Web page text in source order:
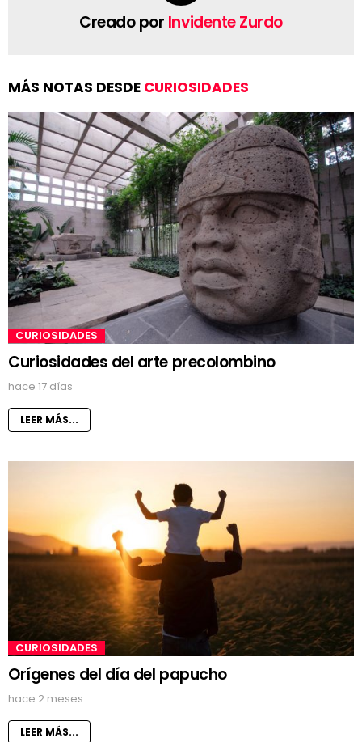
Creado por Invidente Zurdo
MÁS NOTAS DESDE CURIOSIDADES
CURIOSIDADES
Curiosidades del arte precolombino
hace 17 días
LEER MÁS...
CURIOSIDADES
Orígenes del día del papucho
hace 2 meses
LEER MÁS...